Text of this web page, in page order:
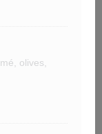
olives,